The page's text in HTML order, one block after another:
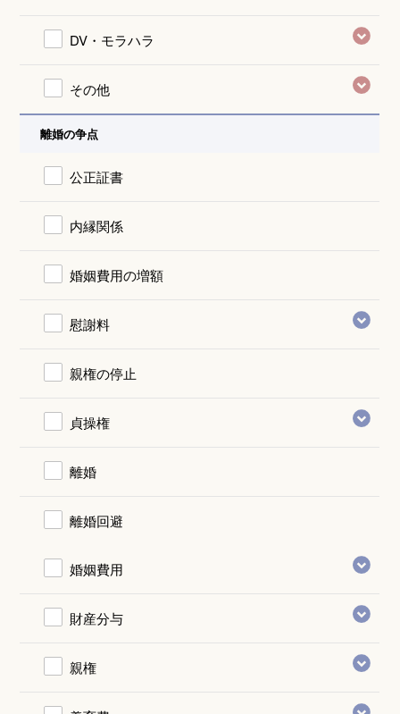
DV・モラハラ
その他
離婚の争点
公正証書
内縁関係
婚姻費用の増額
慰謝料
親権の停止
貞操権
離婚
離婚回避
婚姻費用
財産分与
親権